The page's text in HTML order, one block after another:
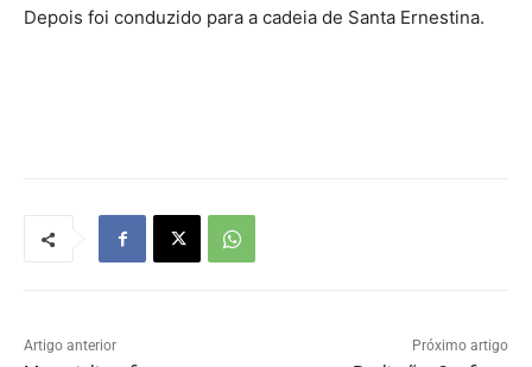
Depois foi conduzido para a cadeia de Santa Ernestina.
Artigo anterior Próximo artigo